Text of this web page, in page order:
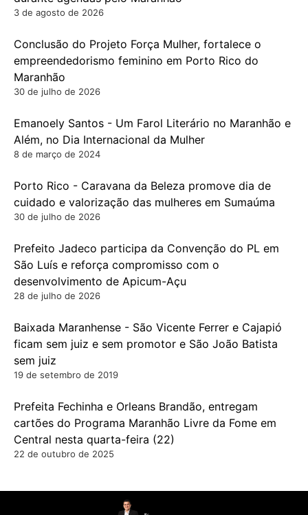
3 de agosto de 2026
Conclusão do Projeto Força Mulher, fortalece o
empreendedorismo feminino em Porto Rico do
Maranhão
30 de julho de 2026
Emanoely Santos - Um Farol Literário no Maranhão e
Além, no Dia Internacional da Mulher
8 de março de 2024
Porto Rico - Caravana da Beleza promove dia de
cuidado e valorização das mulheres em Sumaúma
30 de julho de 2026
Prefeito Jadeco participa da Convenção do PL em
São Luís e reforça compromisso com o
desenvolvimento de Apicum-Açu
28 de julho de 2026
Baixada Maranhense - São Vicente Ferrer e Cajapió
ficam sem juiz e sem promotor e São João Batista
sem juiz
19 de setembro de 2019
Prefeita Fechinha e Orleans Brandão, entregam
cartões do Programa Maranhão Livre da Fome em
Central nesta quarta-feira (22)
22 de outubro de 2025